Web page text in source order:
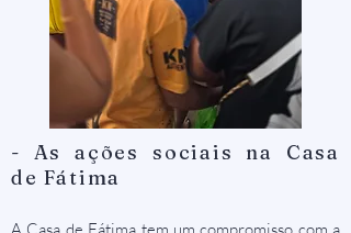
- As ações sociais na Casa
de Fátima